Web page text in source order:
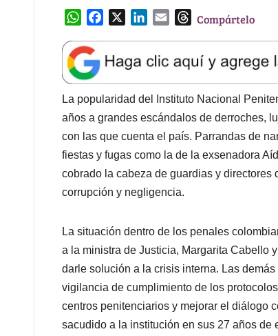
W
a
t
s
A
p
p
e
b
o
o
k
k
e
d
I
n
l
T
e
a
d
s
Compártelo
La popularidad del Instituto Nacional
años a grandes escándalos de derroches,
con las que cuenta el país. Parrandas de
fiestas y fugas como la de la exsenadora
cobrado la cabeza de guardias y
corrupción y negligencia.
La situación dentro de los penales
a la ministra de Justicia, Margarita Cabello
darle solución a la crisis interna. Las
vigilancia de cumplimiento de los
centros penitenciarios y mejorar el diálogo
sacudido a la institución en sus 27 años de